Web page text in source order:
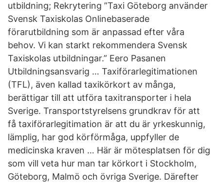
utbildning; Rekrytering ”Taxi Göteborg använder
Svensk Taxiskolas Onlinebaserade
förarutbildning som är anpassad efter våra
behov. Vi kan starkt rekommendera Svensk
Taxiskolas utbildningar.” Eero Pasanen
Utbildningsansvarig … Taxiförarlegitimationen
(TFL), även kallad taxikörkort av många,
berättigar till att utföra taxitransporter i hela
Sverige. Transportstyrelsens grundkrav för att
få taxiförarlegitimation är att du är yrkeskunnig,
lämplig, har god körförmåga, uppfyller de
medicinska kraven … Här är mötesplatsen för dig
som vill veta hur man tar körkort i Stockholm,
Göteborg, Malmö och övriga Sverige. Därefter